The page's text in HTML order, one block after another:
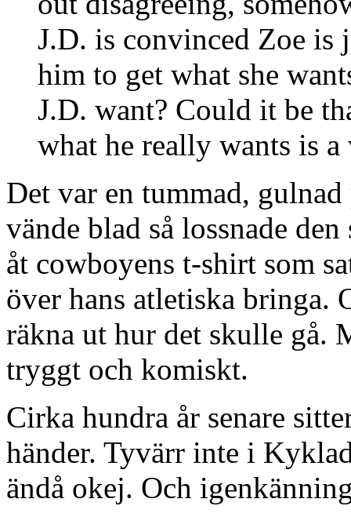
J.D. is convinced Zoe
him to get what she
J.D. want? Could it be
what he really wants is a
Det var en tummad,
vände blad så lossnade
åt cowboyens t-shirt som
över hans atletiska bringa.
räkna ut hur det skulle gå.
tryggt och komiskt.
Cirka hundra år senare
händer. Tyvärr inte i
ändå okej. Och